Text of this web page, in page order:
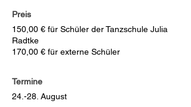
Preis
150,00 € für Schüler der Tanzschule Julia
Radtke
170,00 € für externe Schüler
Termine
24.-28. August